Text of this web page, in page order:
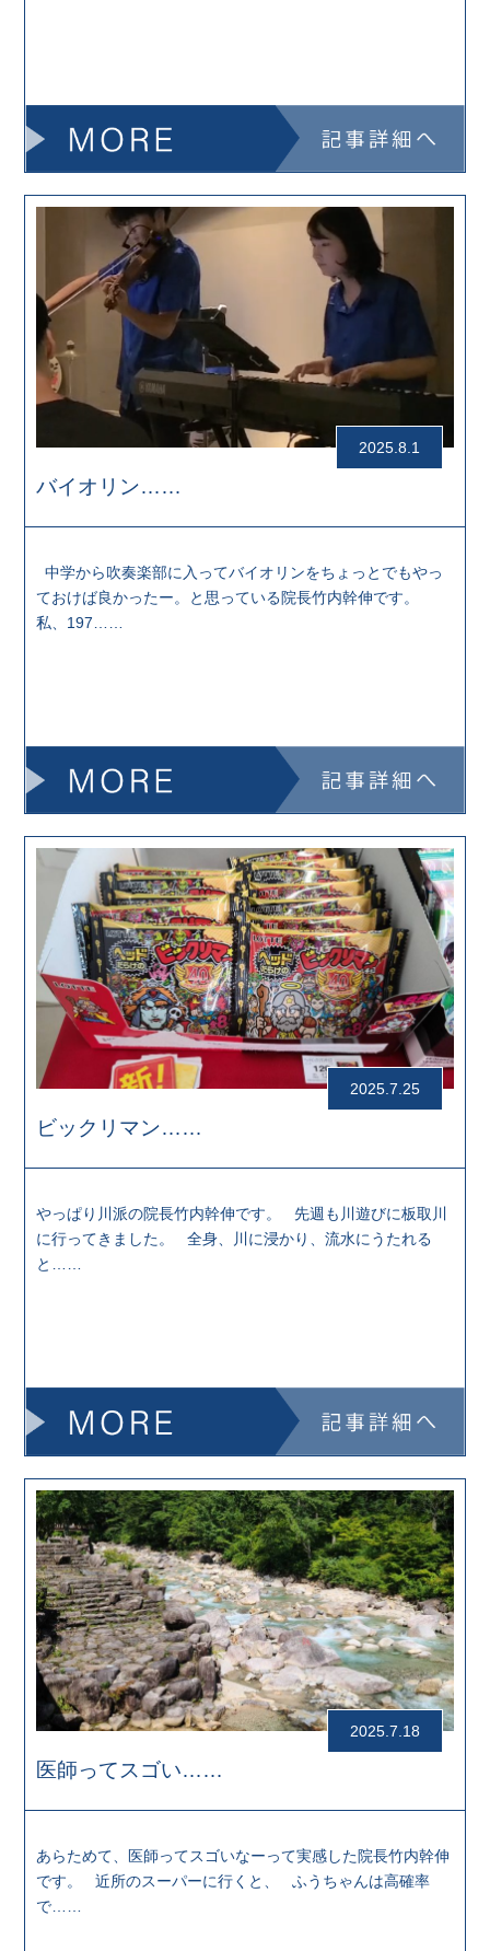
2025.8.1
バイオリン……
中学から吹奏楽部に入ってバイオリンをちょっとでもやっ
ておけば良かったー。と思っている院長竹内幹伸です。
私、197……
2025.7.25
ビックリマン……
やっぱり川派の院長竹内幹伸です。 先週も川遊びに板取川
に行ってきました。 全身、川に浸かり、流水にうたれる
と……
2025.7.18
医師ってスゴい……
あらためて、医師ってスゴいなーって実感した院長竹内幹伸
です。 近所のスーパーに行くと、 ふうちゃんは高確率
で……